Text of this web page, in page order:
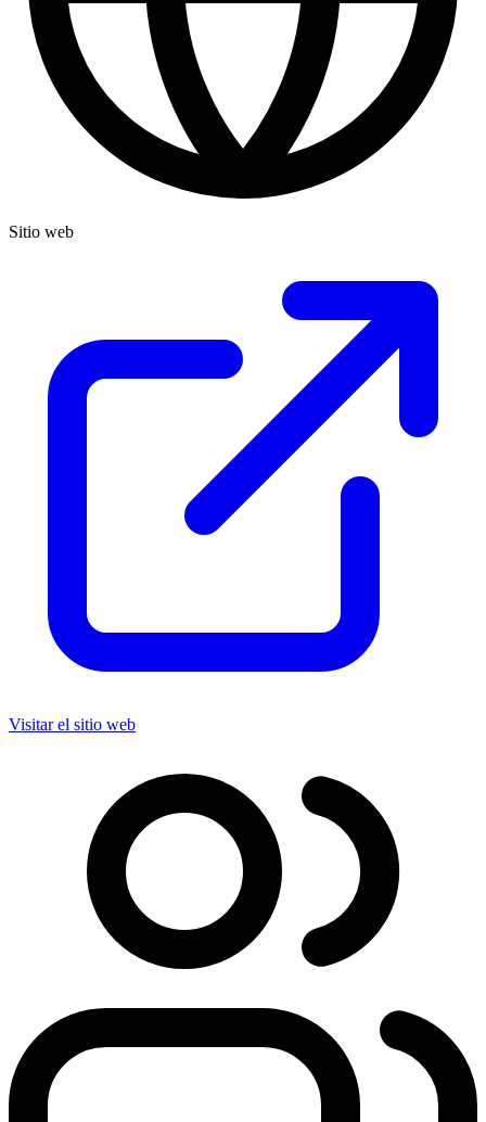
Sitio web
Visitar el sitio web